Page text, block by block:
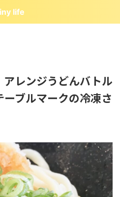
life
アレンジうどんバトル
ブルマークの冷凍さ